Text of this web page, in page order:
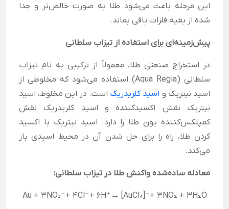
این مرحله باعث می‌شود طلا به صورت خالص‌تر و جدا
شده از بقیه فلزات باقی بماند.
پیش‌زمینه‌ای برای استفاده از تیزاب سلطانی
در استخراج صنعتی طلا، معمولاً از ترکیبی به نام تیزاب
سلطانی (Aqua Regia) استفاده می‌شود که مخلوطی از
اسید نیتریک و اسید کلریدریک است. در این مخلوط، اسید
نیتریک نقش اکسیدکننده و اسید کلریدریک نقش
کمپلکس‌کننده یون طلا را دارد. اسید نیتریک با اکسید
کردن طلا، راه را برای حل شدن آن در محیط اسیدی باز
می‌کند.
معادله ساده‌شده واکنش طلا در تیزاب سلطانی:
Au + 3NO₃⁻+ 4Cl⁻+ 6H⁺ → AuCl₄ ]⁻+ 3NO₂ + 3H₂O